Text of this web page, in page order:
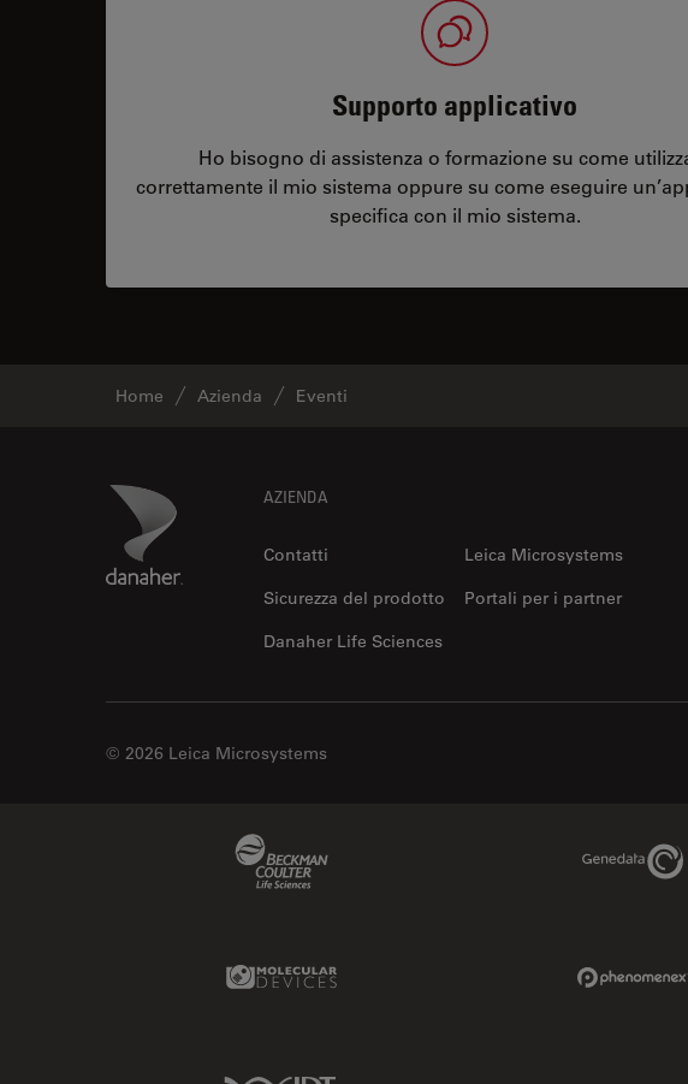
Supporto applicativo
Ho bisogno di assistenza o formazione su come
correttamente il mio sistema oppure su come eseguire
specifica con il mio sistema.
Home Azienda Eventi
Danaher Logo AZIENDA
Contatti
Leica Microsystems
Sicurezza del prodotto
Portali per i partner
Danaher Life Sciences
© 2026 Leica Microsystems
Molecular Devices Link
IDT Link